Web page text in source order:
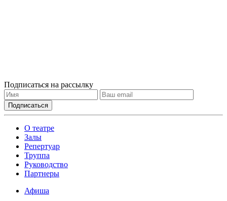
Подписаться на рассылку
О театре
Залы
Репертуар
Труппа
Руководство
Партнеры
Афиша